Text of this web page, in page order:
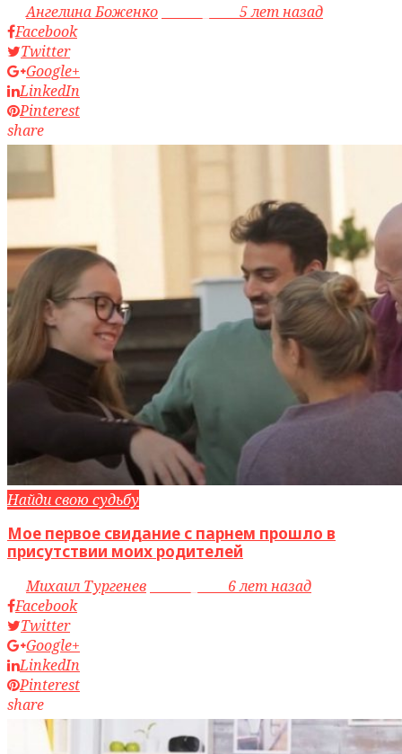
byАнгелина Боженко
5 лет назад
Facebook
Twitter
Google+
LinkedIn
Pinterest
share
Найди свою судьбу
Мое первое свидание с парнем прошло в
присутствии моих родителей
byМихаил Тургенев
6 лет назад
Facebook
Twitter
Google+
LinkedIn
Pinterest
share